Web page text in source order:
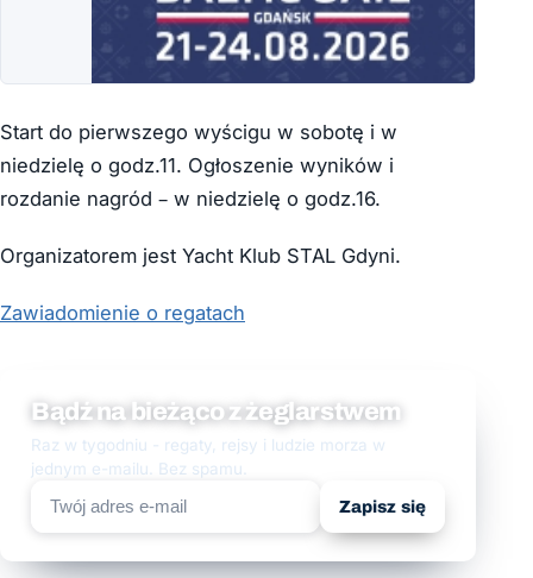
Start do pierwszego wyścigu w sobotę i w
niedzielę o godz.11. Ogłoszenie wyników i
rozdanie nagród – w niedzielę o godz.16.
Organizatorem jest Yacht Klub STAL Gdyni.
Zawiadomienie o regatach
Bądź na bieżąco z żeglarstwem
Raz w tygodniu - regaty, rejsy i ludzie morza w
jednym e-mailu. Bez spamu.
Zapisz się